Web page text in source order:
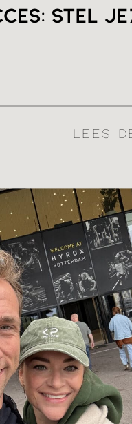
LEES
stel